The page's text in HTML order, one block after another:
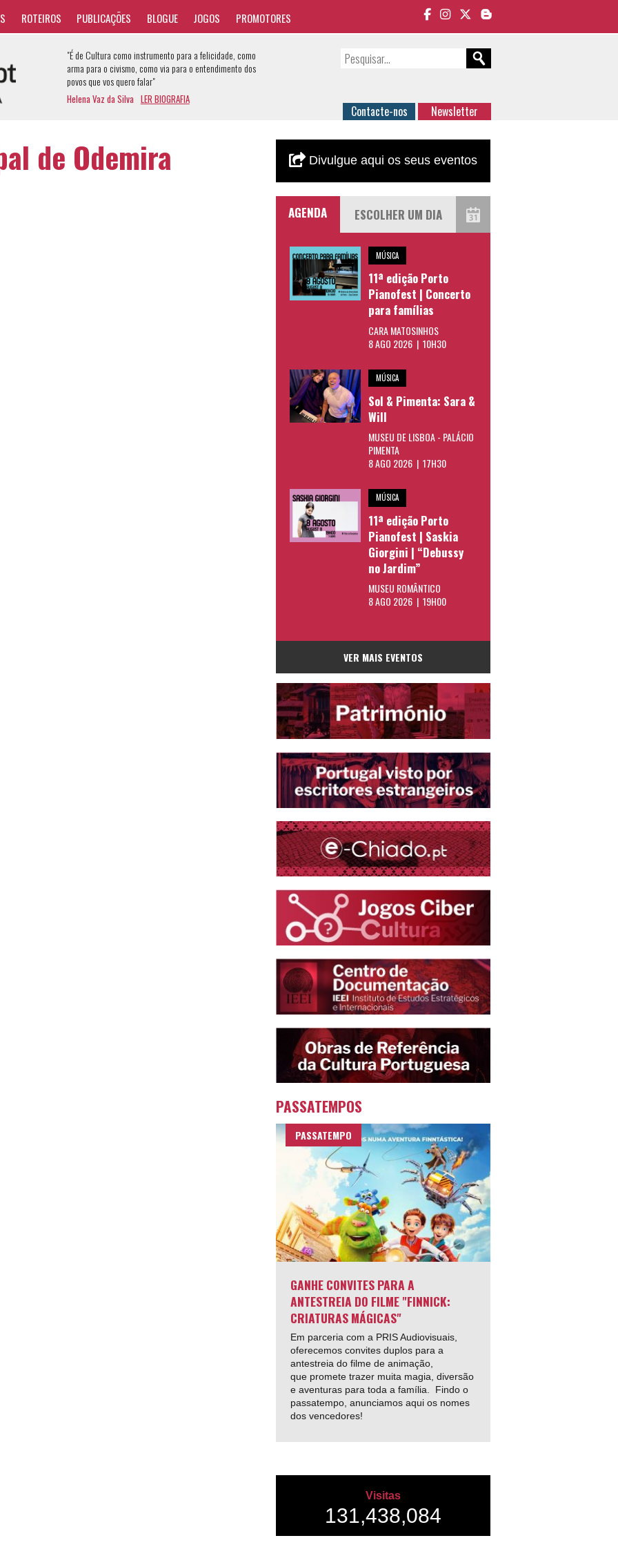
ROTEIROS PUBLICAÇÕES BLOGUE JOGOS PROMOTORES
"É de Cultura como instrumento para a felicidade, como
arma para o civismo, como via para o entendimento dos
povos que vos quero falar"
Helena Vaz da Silva LER BIOGRAFIA
Contacte-nos Newsletter
de Odemira Divulgue aqui os seus eventos
AGENDA
MÚSICA
11ª edição Porto
Pianofest | Concerto
para famílias
CARA MATOSINHOS
8 AGO 2026 | 10H30
MÚSICA
Sol & Pimenta: Sara &
Will
MUSEU DE LISBOA - PALÁCIO
PIMENTA
8 AGO 2026 | 17H30
MÚSICA
11ª edição Porto
Pianofest | Saskia
Giorgini | “Debussy
no Jardim”
MUSEU ROMÂNTICO
8 AGO 2026 | 19H00
VER MAIS EVENTOS
PASSATEMPOS
PASSATEMPO
GANHE CONVITES PARA A
ANTESTREIA DO FILME "FINNICK:
CRIATURAS MÁGICAS"
Em parceria com a PRIS Audiovisuais,
oferecemos convites duplos para a
antestreia do filme de animação,
que promete trazer muita magia, diversão
e aventuras para toda a família. Findo o
passatempo, anunciamos aqui os nomes
dos vencedores!
Visitas
131,438,084